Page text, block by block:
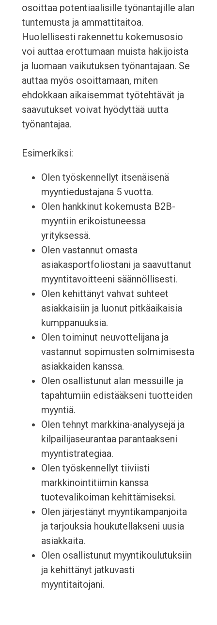
osoittaa potentiaalisille työnantajille alan
tuntemusta ja ammattitaitoa.
Huolellisesti rakennettu kokemusosio
voi auttaa erottumaan muista hakijoista
ja luomaan vaikutuksen työnantajaan. Se
auttaa myös osoittamaan, miten
ehdokkaan aikaisemmat työtehtävät ja
saavutukset voivat hyödyttää uutta
työnantajaa.
Esimerkiksi:
Olen työskennellyt itsenäisenä
myyntiedustajana 5 vuotta.
Olen hankkinut kokemusta B2B-
myyntiin erikoistuneessa
yrityksessä.
Olen vastannut omasta
asiakasportfoliostani ja saavuttanut
myyntitavoitteeni säännöllisesti.
Olen kehittänyt vahvat suhteet
asiakkaisiin ja luonut pitkäaikaisia
kumppanuuksia.
Olen toiminut neuvottelijana ja
vastannut sopimusten solmimisesta
asiakkaiden kanssa.
Olen osallistunut alan messuille ja
tapahtumiin edistääkseni tuotteiden
myyntiä.
Olen tehnyt markkina-analyysejä ja
kilpailijaseurantaa parantaakseni
myyntistrategiaa.
Olen työskennellyt tiiviisti
markkinointitiimin kanssa
tuotevalikoiman kehittämiseksi.
Olen järjestänyt myyntikampanjoita
ja tarjouksia houkutellakseni uusia
asiakkaita.
Olen osallistunut myyntikoulutuksiin
ja kehittänyt jatkuvasti
myyntitaitojani.